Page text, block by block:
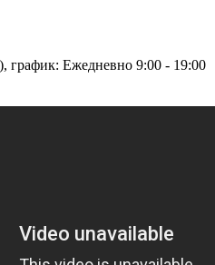
график: Ежедневно 9:00 - 19:00